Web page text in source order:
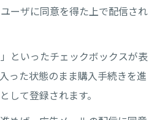
ーザに同意を得た上で配信され
といったチェックボックスが表
った状態のまま購入手続きを進
て登録されます。